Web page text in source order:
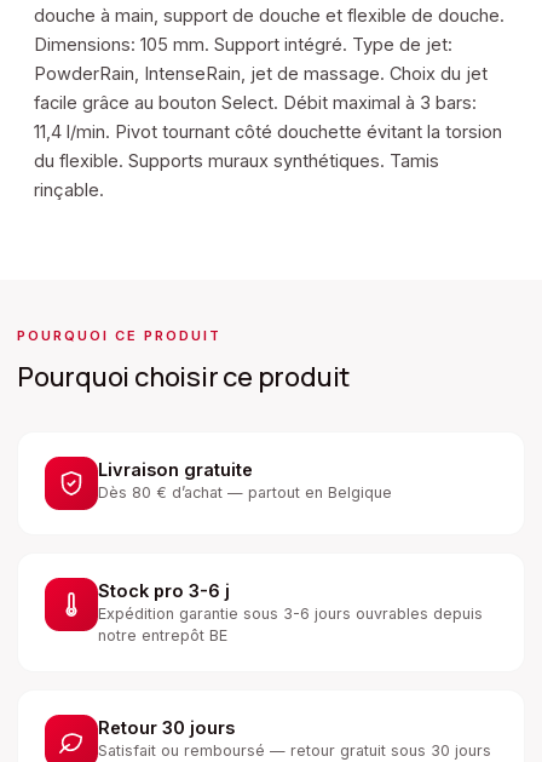
douche à main, support de douche et flexible de douche.
Dimensions: 105 mm. Support intégré. Type de jet:
PowderRain, IntenseRain, jet de massage. Choix du jet
facile grâce au bouton Select. Débit maximal à 3 bars:
11,4 l/min. Pivot tournant côté douchette évitant la torsion
du flexible. Supports muraux synthétiques. Tamis
rinçable.
POURQUOI CE PRODUIT
Pourquoi choisir ce produit
Livraison gratuite
Dès 80 € d’achat — partout en Belgique
Stock pro 3-6 j
Expédition garantie sous 3-6 jours ouvrables depuis
notre entrepôt BE
Retour 30 jours
Satisfait ou remboursé — retour gratuit sous 30 jours